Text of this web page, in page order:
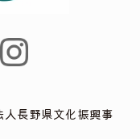
長野県文化振興事